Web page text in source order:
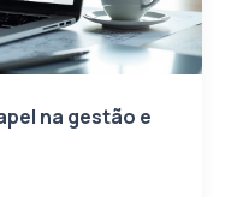
na gestão e